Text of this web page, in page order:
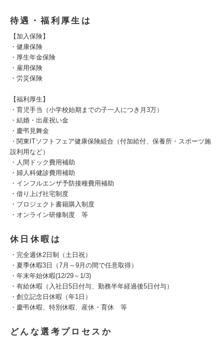
待遇・福利厚生は
【加入保険】
・健康保険
・厚生年金保険
・雇用保険
・労災保険
【福利厚生】
・育児手当（小学校始期までの子一人につき月3万）
・結婚・出産祝い金
・慶弔見舞金
・関東ITソフトフェア健康保険組合（付加給付、保養所・スポーツ施
設利用など）
・人間ドック費用補助
・婦人科健診費用補助
・インフルエンザ予防接種費用補助
・借り上げ社宅制度
・プロジェクト書籍購入制度
・オンライン研修制度 等
休日休暇は
・完全週休2日制（土日祝）
・夏季休暇3日（7月～9月の間で任意取得）
・年末年始休暇(12/29～1/3)
・有給休暇（入社日5日付与、勤務半年経過後5日付与）
・創立記念日休暇（年1日）
・慶弔休暇、特別休暇、産休・育休 等
どんな選考プロセスか